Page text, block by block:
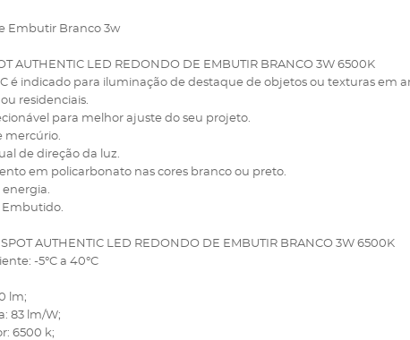
Embutir Branco 3w
AUTHENTIC LED REDONDO DE EMBUTIR BRANCO 3W 6500K
é indicado para iluminação de destaque de objetos ou texturas em
residenciais.
para melhor ajuste do seu projeto.
mercúrio.
de direção da luz.
em policarbonato nas cores branco ou preto.
energia.
Embutido.
SPOT AUTHENTIC LED REDONDO DE EMBUTIR BRANCO 3W 6500K
-5°C a 40°C
lm;
83 lm/W;
6500 k;